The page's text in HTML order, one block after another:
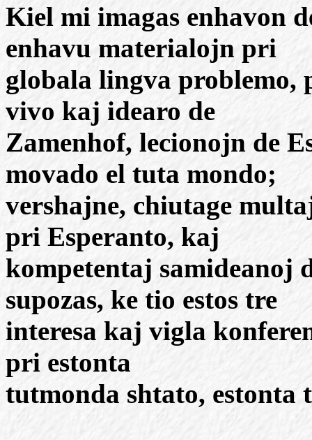
Kiel mi imagas enhavon
enhavu materialojn pri
globala lingva problemo,
vivo kaj idearo de
Zamenhof, lecionojn de
movado el tuta mondo;
vershajne, chiutage
pri Esperanto, kaj
kompetentaj samideanoj
supozas, ke tio estos tre
interesa kaj vigla
pri estonta
tutmonda shtato,